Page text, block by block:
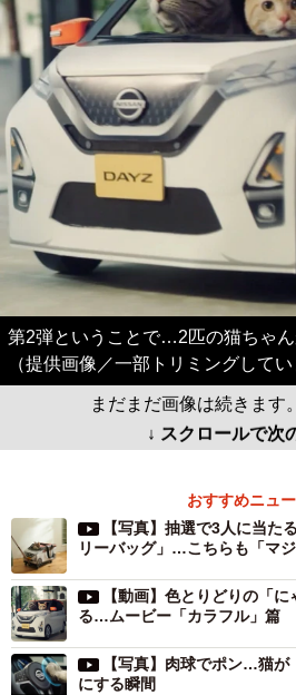
第2弾ということで…2匹の猫ちゃん
（提供画像／一部トリミングしてい
まだまだ画像は続きます
↓ スクロールで次
おすすめニュ
【写真】抽選で3人に当た
リーバッグ」…こちらも「マ
【動画】色とりどりの「
る…ムービー「カラフル」篇
【写真】肉球でポン…猫
にする瞬間